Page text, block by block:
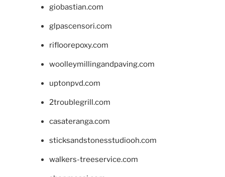
giobastian.com
glpascensori.com
rifloorepoxy.com
woolleymillingandpaving.com
uptonpvd.com
2troublegrill.com
casateranga.com
sticksandstonesstudiooh.com
walkers-treeservice.com